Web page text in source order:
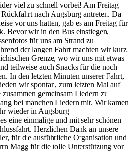
viel zu schnell vorbei! Am Freitag
nach Augsburg antreten. Da
vor uns hatten, gab es am Freitag für
Bevor wir in den Bus einstiegen,
für uns am Strand zu
der langen Fahrt machten wir kurz
Grenze, wo wir uns mit etwas
teilweise auch Snacks für die noch
In den letzten Minuten unserer Fahrt,
wir spontan, zum letzten Mal auf
gemeinsam Liedern zu
bei manchen Liedern mit. Wir kamen
wieder in Augsburg
eine einmalige und mit sehr schönen
Herzlichen Dank an unsere
für die ausführliche Organisation und
Magg für die tolle Unterstützung vor